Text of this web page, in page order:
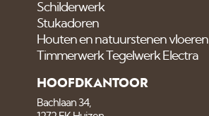
Schilderwerk
Stukadoren
Houten en natuurstenen vloeren
Timmerwerk Tegelwerk Electra
HOOFDKANTOOR
Bachlaan 34,